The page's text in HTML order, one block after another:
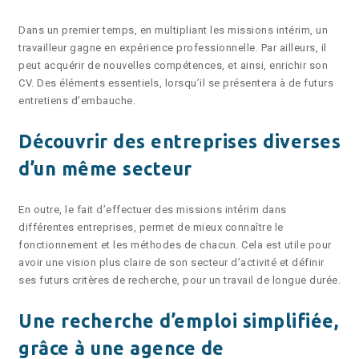
Dans un premier temps, en multipliant les missions intérim, un
travailleur gagne en expérience professionnelle. Par ailleurs, il
peut acquérir de nouvelles compétences, et ainsi, enrichir son
CV. Des éléments essentiels, lorsqu’il se présentera à de futurs
entretiens d’embauche.
Découvrir des entreprises diverses
d’un même secteur
En outre, le fait d’effectuer des missions intérim dans
différentes entreprises, permet de mieux connaître le
fonctionnement et les méthodes de chacun. Cela est utile pour
avoir une vision plus claire de son secteur d’activité et définir
ses futurs critères de recherche, pour un travail de longue durée.
Une recherche d’emploi simplifiée,
grâce à une agence de